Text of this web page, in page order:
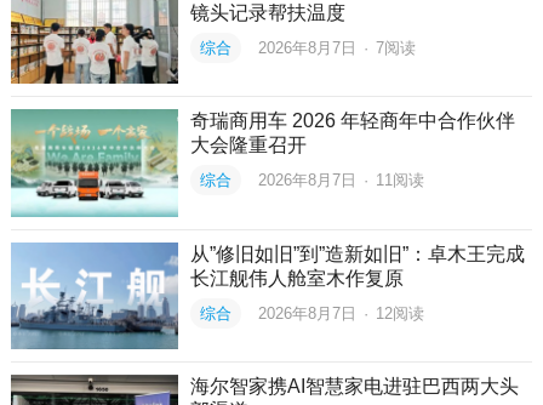
镜头记录帮扶温度
综合 2026年8月7日 · 7阅读
奇瑞商用车 2026 年轻商年中合作伙伴
大会隆重召开
综合 2026年8月7日 · 11阅读
从”修旧如旧”到”造新如旧”：卓木王完成
长江舰伟人舱室木作复原
综合 2026年8月7日 · 12阅读
海尔智家携AI智慧家电进驻巴西两大头